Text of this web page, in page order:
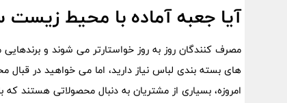
آیا جعبه آماده با محیط زیست
مصرف‌ کنندگان روز به روز خواستارتر می ‌شوند و
‌های بسته ‌بندی لباس نیاز دارید، اما می ‌خواهید در
امروزه، بسیاری از مشتریان به دنبال محصولاتی هستند